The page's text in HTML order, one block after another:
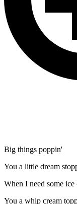
Big things poppin'
You a little dream
When I need some ice
You a whip cream